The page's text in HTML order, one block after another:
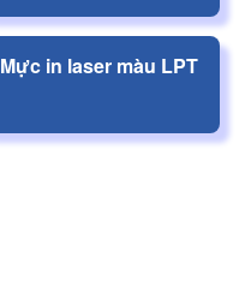
Mực in laser màu LPT